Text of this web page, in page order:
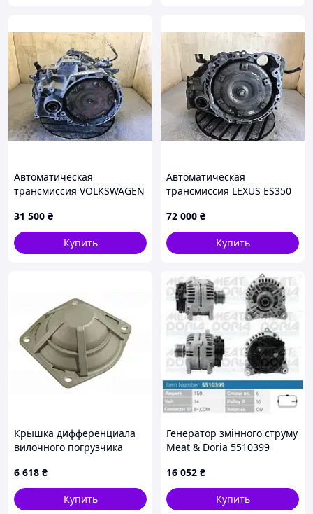
Автоматическая
трансмиссия VOLKSWAGEN
J31 500 ₴
Купить
Автоматическая
трансмиссия LEXUS ES350
72 000 ₴
Купить
Крышка дифференциала
вилочного погрузчика
6 618 ₴
Купить
Генератор змінного струму
Meat & Doria 5510399
16 052 ₴
Купить